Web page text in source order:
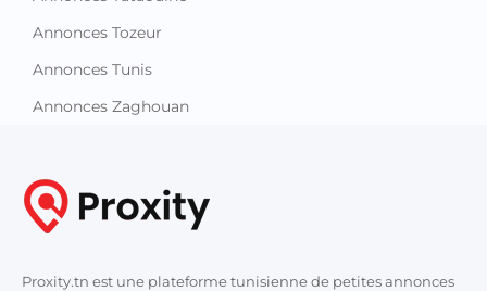
Annonces Tozeur
Annonces Tunis
Annonces Zaghouan
Proxity.tn est une plateforme tunisienne de petites annonces